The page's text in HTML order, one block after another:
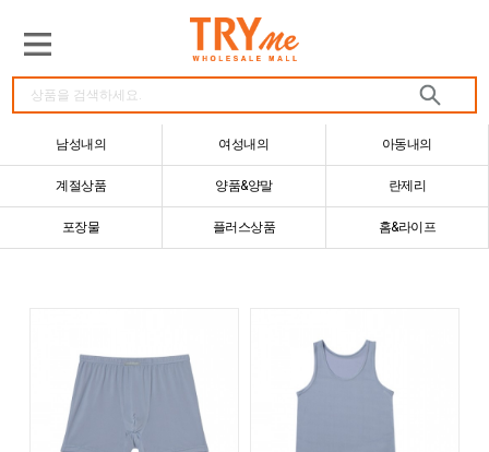
남성내의 여성내의 아동내의
계절상품 양품&양말 란제리
포장물 플러스상품 홈&라이프